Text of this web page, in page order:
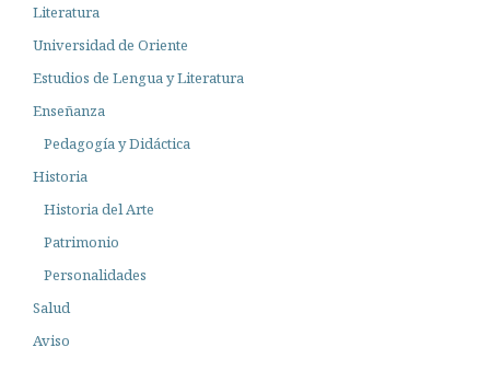
Literatura
Universidad de Oriente
Estudios de Lengua y Literatura
Enseñanza
Pedagogía y Didáctica
Historia
Historia del Arte
Patrimonio
Personalidades
Salud
Aviso